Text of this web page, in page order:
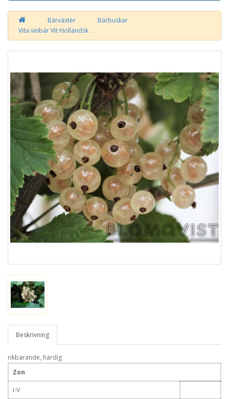
Bärväxter
Bärbuskar
Vita vinbär Vit Holländsk
Beskrivning
rikbärande, härdig
Zon
I-V